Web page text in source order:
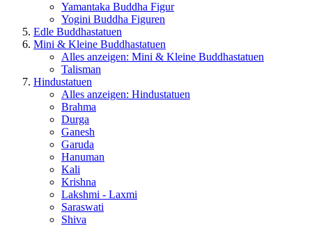
Yamantaka Buddha Figur
Yogini Buddha Figuren
Edle Buddhastatuen
Mini & Kleine Buddhastatuen
Alles anzeigen: Mini & Kleine Buddhastatuen
Talisman
Hindustatuen
Alles anzeigen: Hindustatuen
Brahma
Durga
Ganesh
Garuda
Hanuman
Kali
Krishna
Lakshmi - Laxmi
Saraswati
Shiva